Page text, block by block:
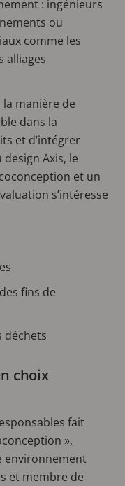
: ingénieurs
ou
comme les
alliages
la manière de
dans la
et d’intégrer
Axis, le
et un
s’intéresse
fins de
déchets
choix
fait
»,
environnement
et membre de